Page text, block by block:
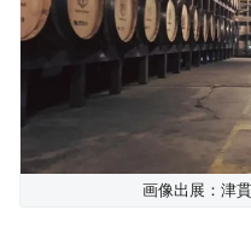
画像出展：津